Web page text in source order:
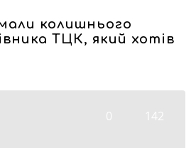
колишнього
ТЦК, який хотів
0 142